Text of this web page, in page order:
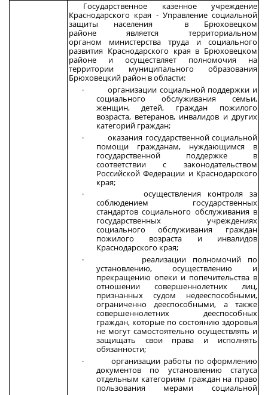
Государственное казенное учреждение
Краснодарского края - Управление социальной
защиты населения в Брюховецком
районе является территориальном
органом министерства труда и социального
развития Краснодарского края в Брюховецком
районе и осуществляет полномочия на
территории муниципального образования
Брюховецкий район в области:
· организации социальной поддержки и
социального обслуживания семьи,
женщин, детей, граждан пожилого
возраста, ветеранов, инвалидов и других
категорий граждан;
· оказания государственной социальной
помощи гражданам, нуждающимся в
государственной поддержке в
соответствии с законодательством
Российской Федерации и Краснодарского
края;
· осуществления контроля за
соблюдением государственных
стандартов социального обслуживания в
государственных учреждениях
социального обслуживания граждан
пожилого возраста и инвалидов
Краснодарского края;
· реализации полномочий по
установлению, осуществлению и
прекращению опеки и попечительства в
отношении совершеннолетних лиц,
признанных судом недееспособными,
ограниченно дееспособными, а также
совершеннолетних дееспособных
граждан, которые по состоянию здоровья
не могут самостоятельно осуществлять и
защищать свои права и исполнять
обязанности;
· организации работы по оформлению
документов по установлению статуса
отдельным категориям граждан на право
пользования мерами социальной